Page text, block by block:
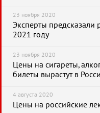
23 ноября 2020
Эксперты
2021 году
23 ноября 2020
Цены на сигареты,
билеты вырастут в
4 августа 2020
Цены на российские